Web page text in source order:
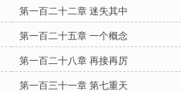
第一百二十二章 迷失其中
第一百二十五章 一个概念
第一百二十八章 再接再厉
第一百三十一章 第七重天